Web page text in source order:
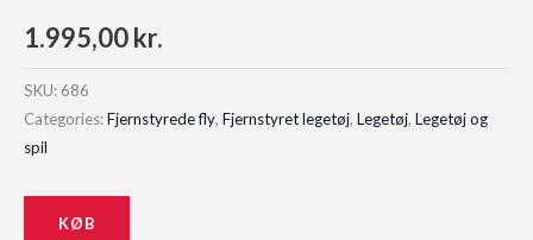
1.995,00kr.
SKU: 686
Categories:Fjernstyrede fly, Fjernstyret legetøj, Legetøj, Legetøj og
spil
KØB